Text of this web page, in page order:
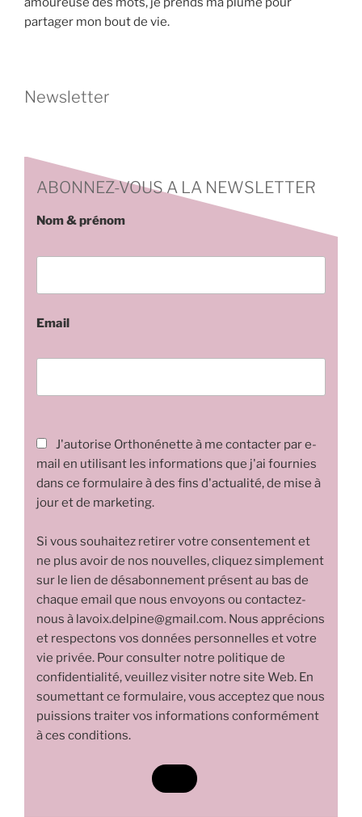
partager mon bout de vie.
Newsletter
ABONNEZ-VOUS A LA NEWSLETTER
Nom & prénom
Email
J'autorise Orthonénette à me contacter par e-
mail en utilisant les informations que j'ai fournies
dans ce formulaire à des fins d'actualité, de mise à
jour et de marketing.
Si vous souhaitez retirer votre consentement et
ne plus avoir de nos nouvelles, cliquez simplement
sur le lien de désabonnement présent au bas de
chaque email que nous envoyons ou contactez-
nous à lavoix.delpine@gmail.com. Nous apprécions
et respectons vos données personnelles et votre
vie privée. Pour consulter notre politique de
confidentialité, veuillez visiter notre site Web. En
soumettant ce formulaire, vous acceptez que nous
puissions traiter vos informations conformément
à ces conditions.